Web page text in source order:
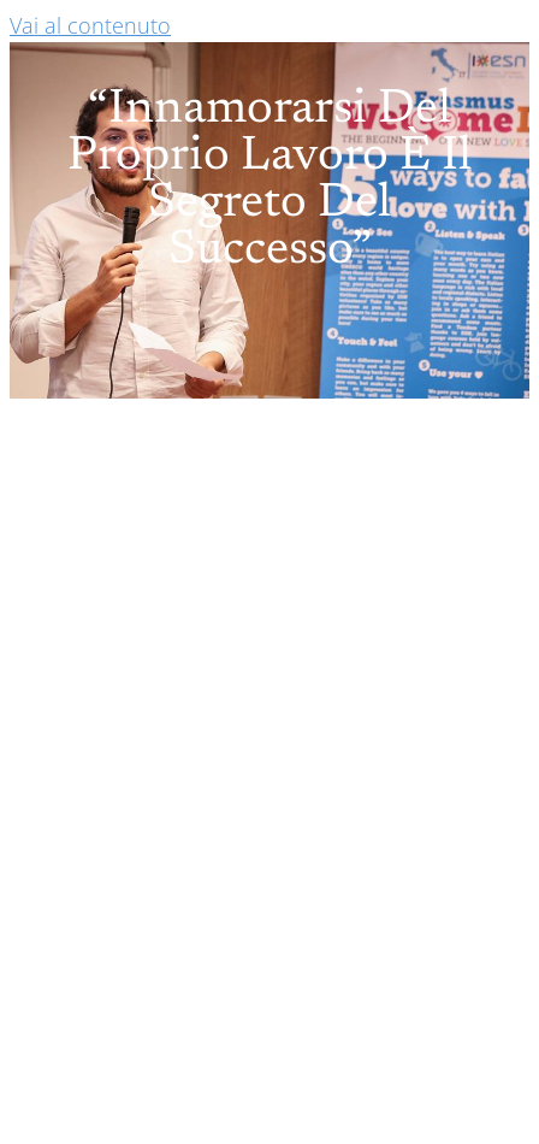
Vai al contenuto
“Innamorarsi Del
Proprio Lavoro È Il
Segreto Del
Successo”